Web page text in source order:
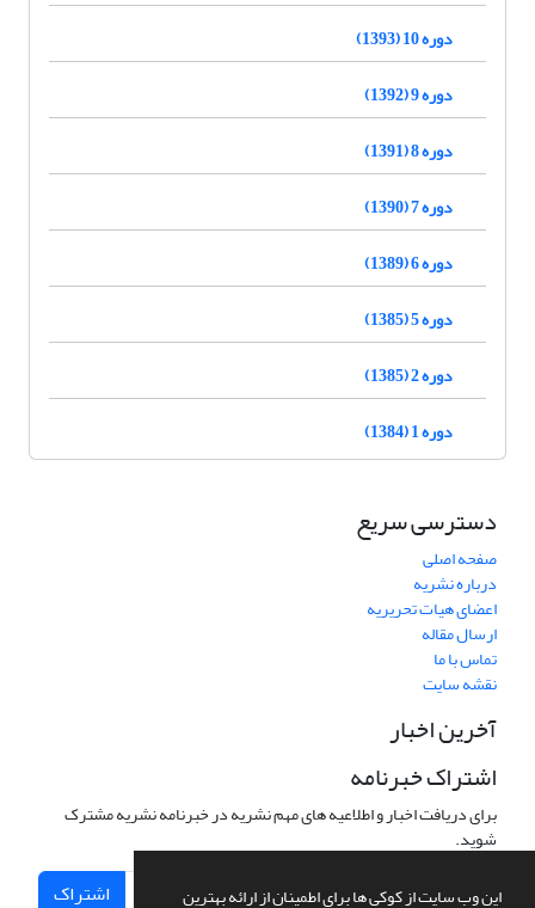
این وب سایت از کوکی ها برای اطمینان از ارائه بهترین
دوره 10 (1393)
دوره 9 (1392)
دوره 8 (1391)
دوره 7 (1390)
دوره 6 (1389)
دوره 5 (1385)
دوره 2 (1385)
دوره 1 (1384)
دسترسی سریع
صفحه اصلی
درباره نشریه
اعضای هیات تحریریه
ارسال مقاله
تماس با ما
نقشه سایت
آخرین اخبار
اشتراک خبرنامه
برای دریافت اخبار و اطلاعیه های مهم نشریه در خبرنامه نشریه مشترک
شوید.
اشتراک